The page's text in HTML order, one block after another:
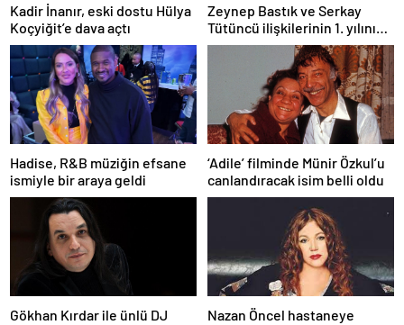
Kadir İnanır, eski dostu Hülya
Koçyiğit’e dava açtı
Zeynep Bastık ve Serkay
Tütüncü ilişkilerinin 1. yılını
kutladı
Hadise, R&B müziğin efsane
ismiyle bir araya geldi
‘Adile’ filminde Münir Özkul’u
canlandıracak isim belli oldu
Gökhan Kırdar ile ünlü DJ
Nazan Öncel hastaneye